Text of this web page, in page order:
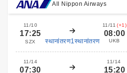
All Nippon Airways
11/10
17:25
SZX स्थानांतरण1स्थानांतरण
11/11 (+1)
08:00
UKB
11/14
07:30
11/14
15:20